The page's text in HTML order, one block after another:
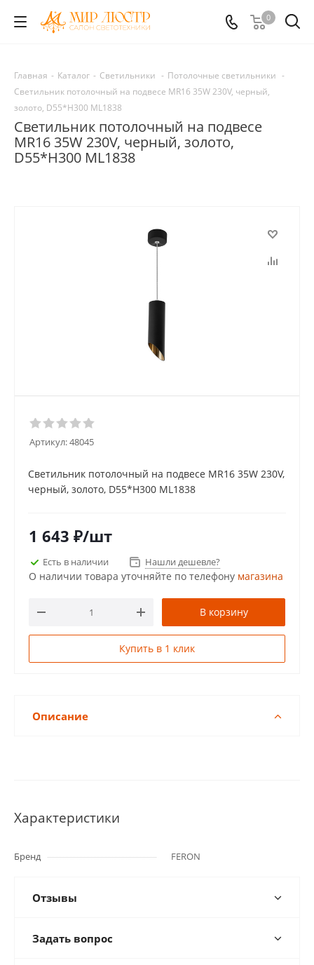
0
Главная - Каталог - Светильники - Потолочные светильники -
Светильник потолочный на подвесе MR16 35W 230V, черный,
золото, D55*H300 ML1838
Светильник потолочный на подвесе
MR16 35W 230V, черный, золото,
D55*H300 ML1838
Артикул:48045
Светильник потолочный на подвесе MR16 35W 230V,
черный, золото, D55*H300 ML1838
1 643 ₽/шт
Есть в наличии Нашли дешевле?
О наличии товара уточняйте по телефону магазина
В корзину
Купить в 1 клик
Описание
Характеристики
Бренд FERON
Отзывы
Задать вопрос